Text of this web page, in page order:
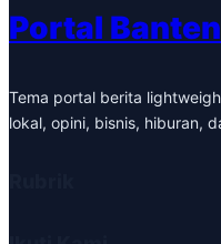
Portal Banten
Tema portal berita
lokal, opini, bisnis, hiburan,